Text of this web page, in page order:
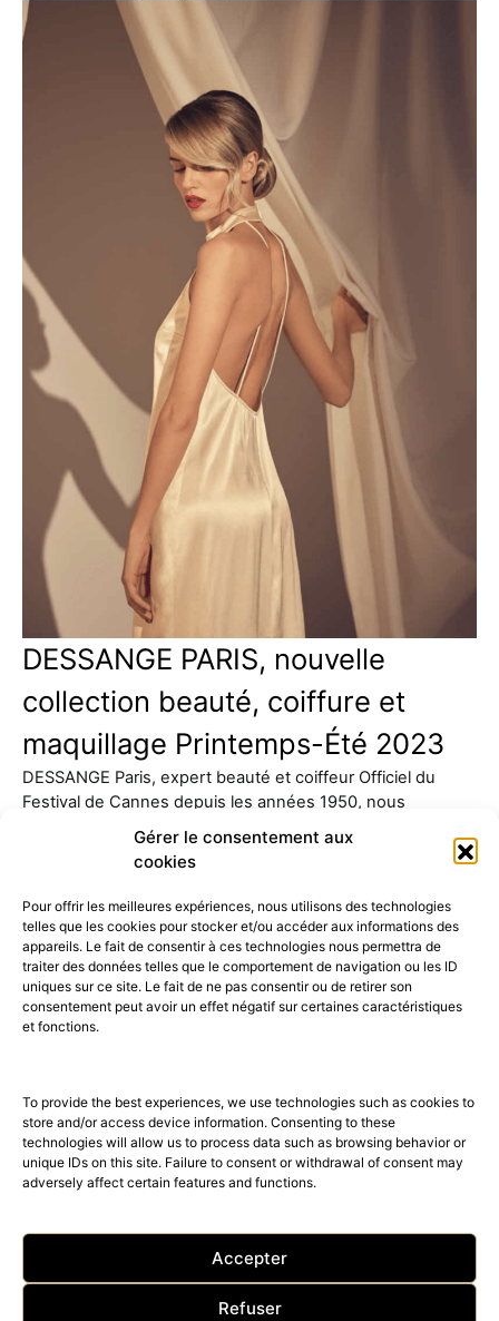
Gérer le consentement aux
cookies
Pour offrir les meilleures expériences, nous utilisons des technologies
telles que les cookies pour stocker et/ou accéder aux informations des
appareils. Le fait de consentir à ces technologies nous permettra de
traiter des données telles que le comportement de navigation ou les ID
uniques sur ce site. Le fait de ne pas consentir ou de retirer son
consentement peut avoir un effet négatif sur certaines caractéristiques
et fonctions.
To provide the best experiences, we use technologies such as cookies to
store and/or access device information. Consenting to these
technologies will allow us to process data such as browsing behavior or
unique IDs on this site. Failure to consent or withdrawal of consent may
adversely affect certain features and functions.
Accepter
Refuser
DESSANGE PARIS, nouvelle
collection beauté, coiffure et
maquillage Printemps-Été 2023
DESSANGE Paris, expert beauté et coiffeur Officiel du
Festival de Cannes depuis les années 1950, nous
52K 15K